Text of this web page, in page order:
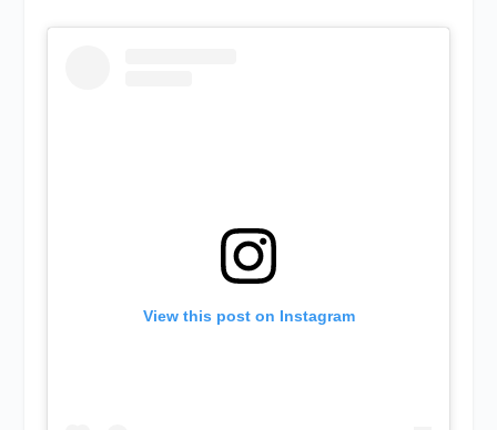
View this post on Instagram